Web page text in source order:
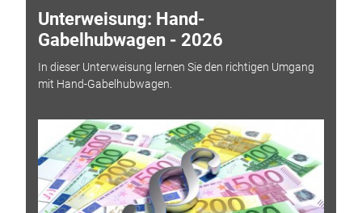
Unterweisung: Hand-
Gabelhubwagen - 2026
In dieser Unterweisung lernen Sie den richtigen Umgang
mit Hand-Gabelhubwagen.